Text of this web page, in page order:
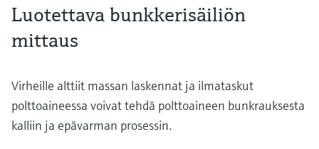
Luotettava bunkkerisäiliön
mittaus
Virheille alttiit massan laskennat ja ilmataskut
polttoaineessa voivat tehdä polttoaineen bunkrauksesta
kalliin ja epävarman prosessin.